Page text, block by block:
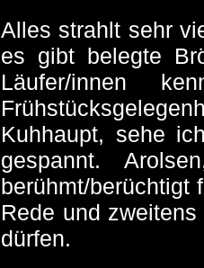
Alles strahlt sehr
es gibt belegte
Läufer/innen
Kuhhaupt, sehe
gespannt.
berühmt/berüchtigt
Rede und
dürfen.